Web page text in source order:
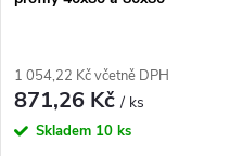
1 054,22 Kč včetně DPH
871,26 Kč/ ks
Skladem 10 ks